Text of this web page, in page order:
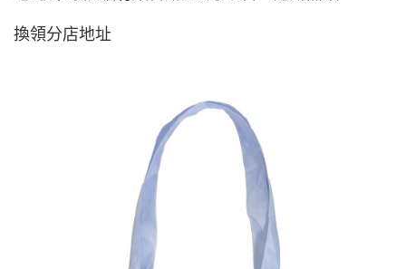
換領分店地址